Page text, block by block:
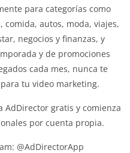
para categorías como
comida, autos, moda, viajes,
negocios y finanzas, y
y de promociones
cada mes, nunca te
tu video marketing.
AdDirector gratis y comienza
por cuenta propia.
@AdDirectorApp